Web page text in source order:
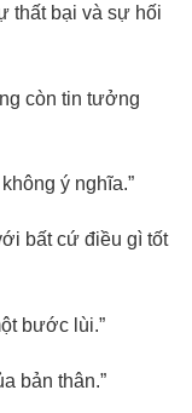
thất bại và sự hối
còn tin tưởng
ý nghĩa.”
bất cứ điều gì tốt
bước lùi.”
bản thân.”